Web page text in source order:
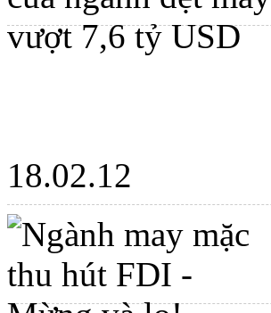
18.02.12